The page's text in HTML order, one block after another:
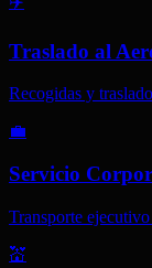
Traslado al
Recogidas y
💼
Servicio
Transporte
💒